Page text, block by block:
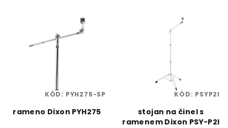
rameno Dixon PYH275
KÓD: PYH275-SP
stojan na činel s
ramenem Dixon PSY-P2I
KÓD: PSYP2I